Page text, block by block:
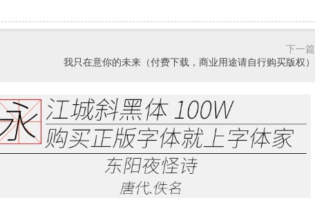
下一篇
我只在意你的未来（付费下载，商业用途请自行购买版权）